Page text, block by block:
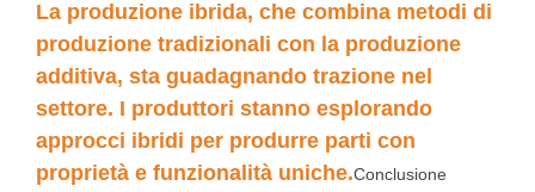
La produzione ibrida, che combina metodi di
produzione tradizionali con la produzione
additiva, sta guadagnando trazione nel
settore. I produttori stanno esplorando
approcci ibridi per produrre parti con
proprietà e funzionalità uniche.Conclusione